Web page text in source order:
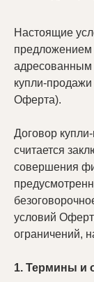
Настоящие
предложением
адресованным
купли-
Оферта).
Договор
считается
совершения
условий
ограничений,
1. Термины и